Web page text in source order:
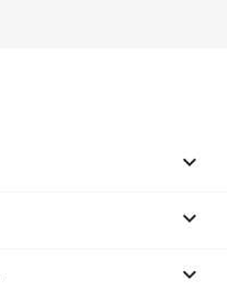


keyboard_arrow_down